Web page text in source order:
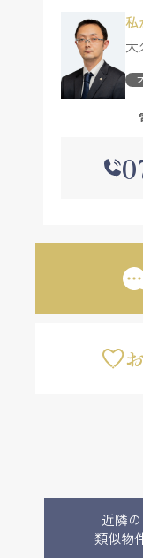
私
大
近隣の
類似物